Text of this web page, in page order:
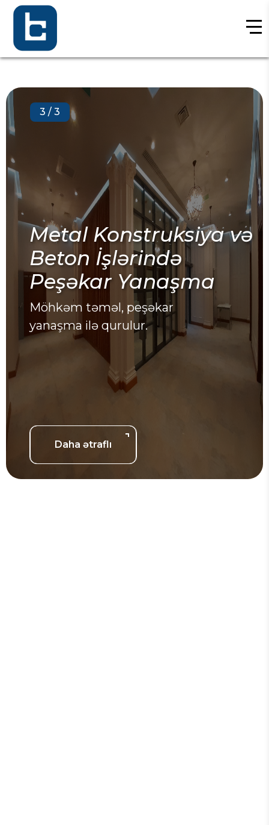
Metal Konstruksiya və
Beton İşlərində
Peşəkar Yanaşma
Möhkəm təməl, peşəkar
yanaşma ilə qurulur.
Daha ətraflı
3 / 3